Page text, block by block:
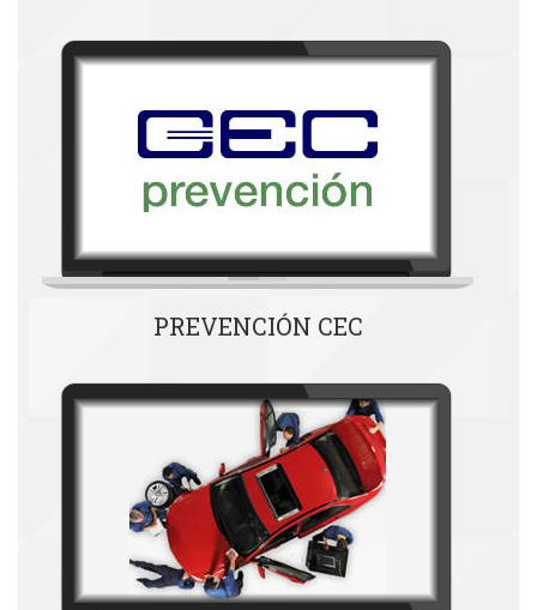
PREVENCIÓN CEC